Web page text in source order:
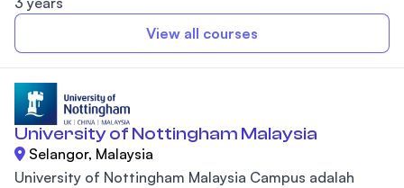
View all courses
University of Nottingham Malaysia
Selangor, Malaysia
University of Nottingham Malaysia Campus adalah